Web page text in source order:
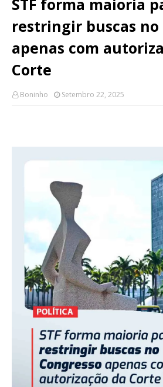
STF forma maioria
restringir buscas no
apenas com
Corte
Boninho Setembro 22, 2025